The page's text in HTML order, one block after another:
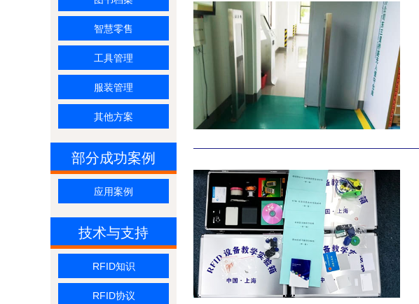
智慧零售
工具管理
服装管理
其他方案
部分成功案例
应用案例
技术与支持
RFID知识
RFID协议